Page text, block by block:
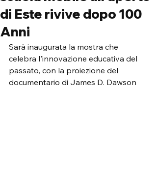
di Este rivive dopo 100
Anni
Sarà inaugurata la mostra che
celebra l'innovazione educativa del
passato, con la proiezione del
documentario di James D. Dawson